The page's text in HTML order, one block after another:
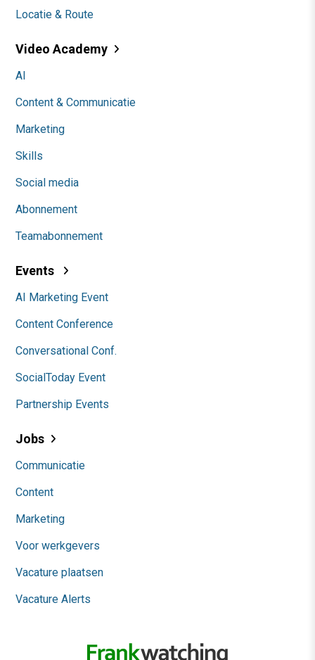
Locatie & Route
Video Academy
AI
Content & Communicatie
Marketing
Skills
Social media
Abonnement
Teamabonnement
Events
AI Marketing Event
Content Conference
Conversational Conf.
SocialToday Event
Partnership Events
Jobs
Communicatie
Content
Marketing
Voor werkgevers
Vacature plaatsen
Vacature Alerts